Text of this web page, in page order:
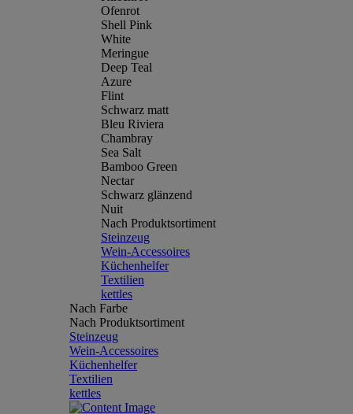
Ofenrot
Shell Pink
White
Meringue
Deep Teal
Azure
Flint
Schwarz matt
Bleu Riviera
Chambray
Sea Salt
Bamboo Green
Nectar
Schwarz glänzend
Nuit
Nach Produktsortiment
Steinzeug
Wein-Accessoires
Küchenhelfer
Textilien
kettles
Nach Farbe
Nach Produktsortiment
Steinzeug
Wein-Accessoires
Küchenhelfer
Textilien
kettles